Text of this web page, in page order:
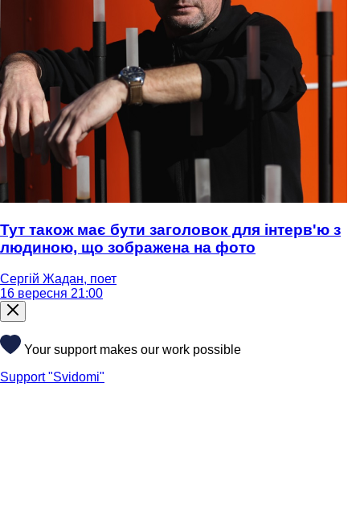
Тут також має бути заголовок для інтерв'ю з
людиною, що зображена на фото
Сергій Жадан, поет
16 вересня 21:00
Your support makes our work possible
Support "Svidomi"